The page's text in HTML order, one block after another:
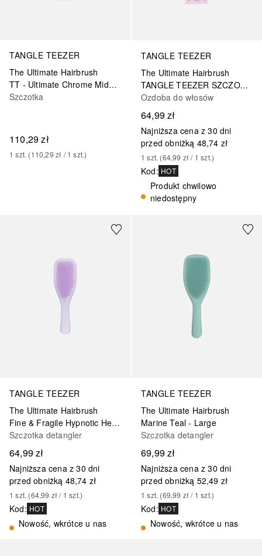
TANGLE TEEZER
The Ultimate Hairbrush
TT - Ultimate Chrome Midnight Silver
Szczotka
110,29 zł
1 szt. (110,29 zł / 1 szt.)
TANGLE TEEZER
The Ultimate Hairbrush
TANGLE TEEZER SZCZOTKA ULTIMATE DETANGLER ROSEBUD PINK
Ozdoba do włosów
64,99 zł
Najniższa cena z 30 dni
przed obniżką 48,74 zł
1 szt. (64,99 zł / 1 szt.)
Kod: HOT
Produkt chwilowo
niedostępny
TANGLE TEEZER
The Ultimate Hairbrush
Fine & Fragile Hypnotic Heather
Szczotka detangler
64,99 zł
Najniższa cena z 30 dni
przed obniżką 48,74 zł
1 szt. (64,99 zł / 1 szt.)
Kod: HOT
Nowość, wkrótce u nas
TANGLE TEEZER
The Ultimate Hairbrush
Marine Teal - Large
Szczotka detangler
69,99 zł
Najniższa cena z 30 dni
przed obniżką 52,49 zł
1 szt. (69,99 zł / 1 szt.)
Kod: HOT
Nowość, wkrótce u nas